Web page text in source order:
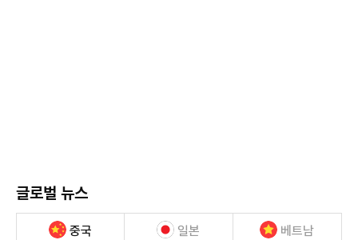
글로벌 뉴스
중국 일본 베트남